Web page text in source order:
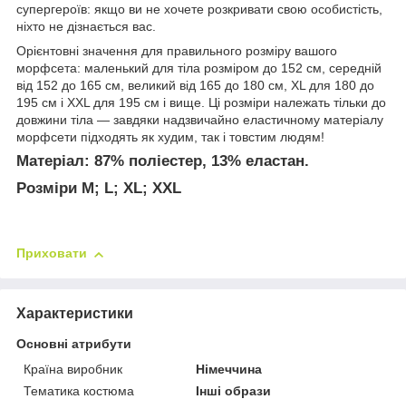
супергероїв: якщо ви не хочете розкривати свою особистість,
ніхто не дізнається вас.
Орієнтовні значення для правильного розміру вашого
морфсета: маленький для тіла розміром до 152 см, середній
від 152 до 165 см, великий від 165 до 180 см, XL для 180 до
195 см і XXL для 195 см і вище. Ці розміри належать тільки до
довжини тіла — завдяки надзвичайно еластичному матеріалу
морфсети підходять як худим, так і товстим людям!
Матеріал: 87% поліестер, 13% еластан.
Розміри M; L; XL; XXL
Приховати
Характеристики
Основні атрибути
Країна виробник
Німеччина
Тематика костюма
Інші образи